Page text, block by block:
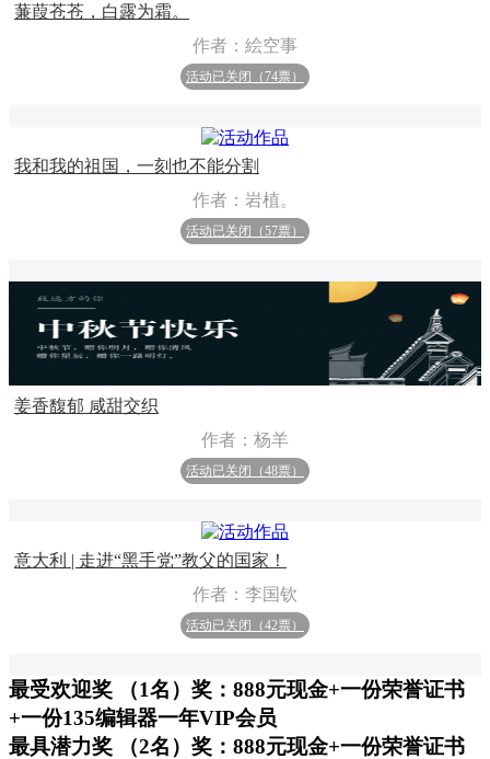
蒹葭苍苍，白露为霜。
作者：絵空事
活动已关闭（74票）
我和我的祖国，一刻也不能分割
作者：岩植。
活动已关闭（57票）
姜香馥郁 咸甜交织
作者：杨羊
活动已关闭（48票）
意大利 | 走进“黑手党”教父的国家！
作者：李国钦
活动已关闭（42票）
最受欢迎奖 （1名）奖：888元现金+一份荣誉证书
+一份135编辑器一年VIP会员
最具潜力奖 （2名）奖：888元现金+一份荣誉证书